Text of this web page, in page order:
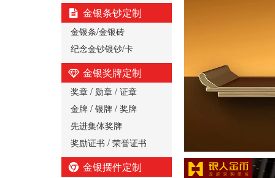
金银条钞定制
金银条/金银砖
纪念金钞银钞/卡
金银奖牌定制
奖章 / 勋章 / 证章
金牌 / 银牌 / 奖牌
先进集体奖牌
奖励证书 / 荣誉证书
金银摆件定制